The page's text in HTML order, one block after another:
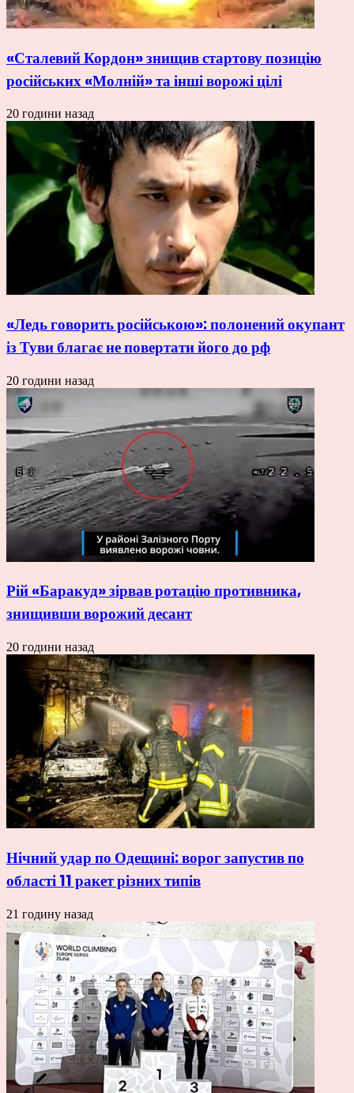
«Сталевий Кордон» знищив стартову позицію
російських «Молній» та інші ворожі цілі
20 години назад
«Ледь говорить російською»: полонений окупант
із Туви благає не повертати його до рф
20 години назад
Рій «Баракуд» зірвав ротацію противника,
знищивши ворожий десант
20 години назад
Нічний удар по Одещині: ворог запустив по
області 11 ракет різних типів
21 годину назад